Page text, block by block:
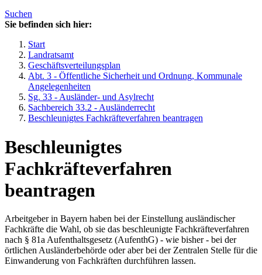
Suchen
Sie befinden sich hier:
Start
Landratsamt
Geschäftsverteilungsplan
Abt. 3 - Öffentliche Sicherheit und Ordnung, Kommunale
Angelegenheiten
Sg. 33 - Ausländer- und Asylrecht
Sachbereich 33.2 - Ausländerrecht
Beschleunigtes Fachkräfteverfahren beantragen
Beschleunigtes
Fachkräfteverfahren
beantragen
Arbeitgeber in Bayern haben bei der Einstellung ausländischer
Fachkräfte die Wahl, ob sie das beschleunigte Fachkräfteverfahren
nach § 81a Aufenthaltsgesetz (AufenthG) - wie bisher - bei der
örtlichen Ausländerbehörde oder aber bei der Zentralen Stelle für die
Einwanderung von Fachkräften durchführen lassen.